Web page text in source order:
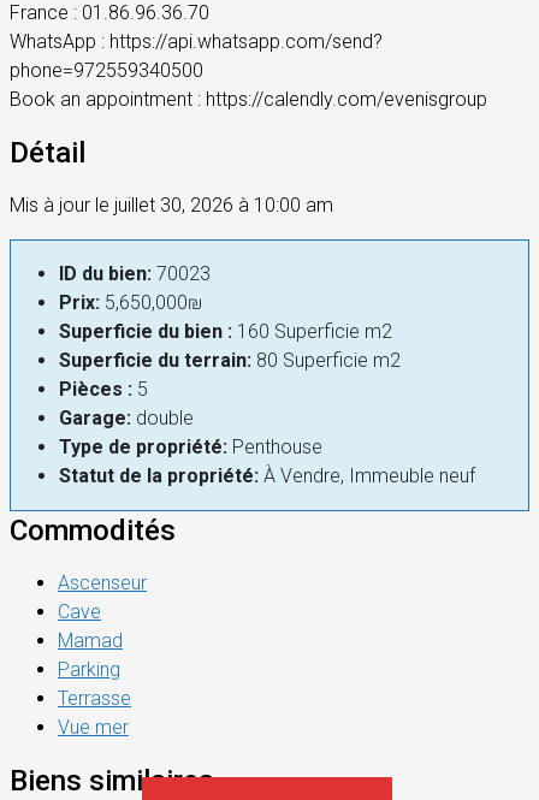
France : 01.86.96.36.70
WhatsApp : https://api.whatsapp.com/send?
phone=972559340500
Book an appointment : https://calendly.com/evenisgroup
Détail
Mis à jour le juillet 30, 2026 à 10:00 am
ID du bien: 70023
Prix: 5,650,000₪
Superficie du bien : 160 Superficie m2
Superficie du terrain: 80 Superficie m2
Pièces : 5
Garage: double
Type de propriété: Penthouse
Statut de la propriété: À Vendre, Immeuble neuf
Commodités
Ascenseur
Cave
Mamad
Parking
Terrasse
Vue mer
Biens similaires